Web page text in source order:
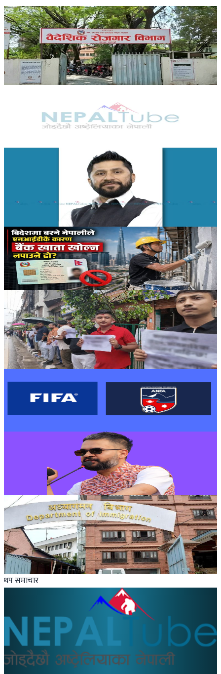
Nepal
नेपाल–इजरायलबीच द्विपक्षीय श्रम सम्झौता, ८३६ जना भए
छनोट
२०२६ जुलाई २०
साउन ११ गते नागढुंगा सुरुङमार्गको उद्घाटन
सरकारका निर्णय गलत भए रास्वपाले सच्याउँछ: रवि
Nepal
विदेशमा बस्ने नेपालीले बैंक खाता खोल्न नपाउने हो?
२०२६ जुलाई १९
Nepal
सडकमा ओर्लिए कन्सल्टेन्सीवाला- सरकारलाई तालाचाबी
बुझाउने तयारी
२०२६ जुलाई १७
एन्फामाथि फिफाको निलम्बन
राष्ट्रियतामाथि शंका नगर्न बालेनको आग्रह
Nepal
भिसा मिलाइदिने भन्दै ठगी गर्ने एजेन्टबाट सावधान रहन
अध्यागमनको आग्रह
२०२६ जुन २०
थप समाचार